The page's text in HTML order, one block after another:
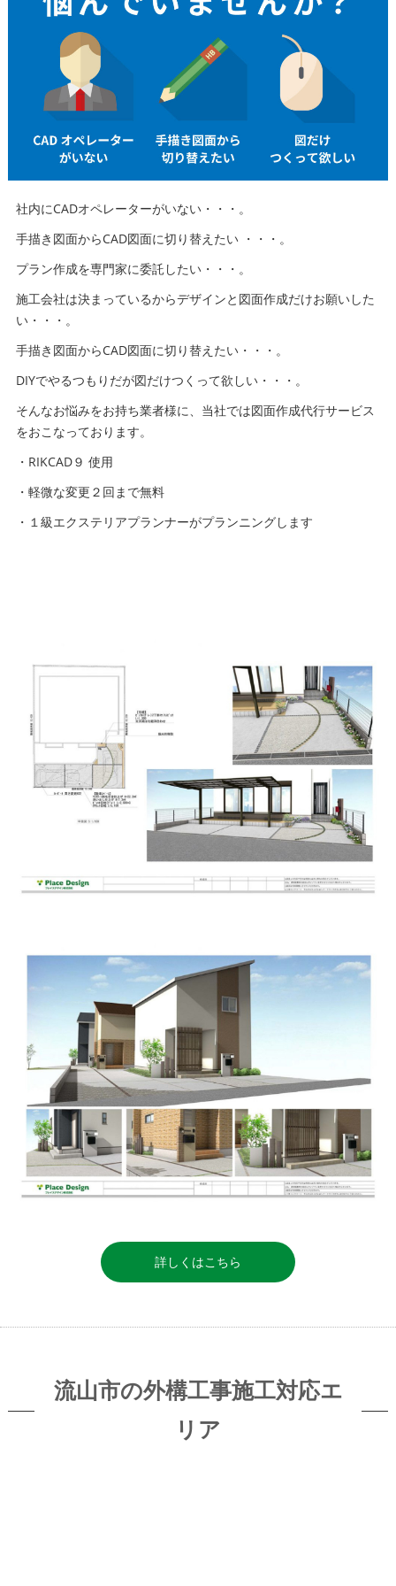
社内にCADオペレーターがいない・・・。
手描き図面からCAD図面に切り替えたい ・・・。
プラン作成を専門家に委託したい・・・。
施工会社は決まっているからデザインと図面作成だけお願いした
い・・・。
手描き図面からCAD図面に切り替えたい・・・。
DIYでやるつもりだが図だけつくって欲しい・・・。
そんなお悩みをお持ち業者様に、当社では図面作成代行サービス
をおこなっております。
・RIKCAD９ 使用
・軽微な変更２回まで無料
・１級エクステリアプランナーがプランニングします
詳しくはこちら
流山市の外構工事施工対応エ
リア